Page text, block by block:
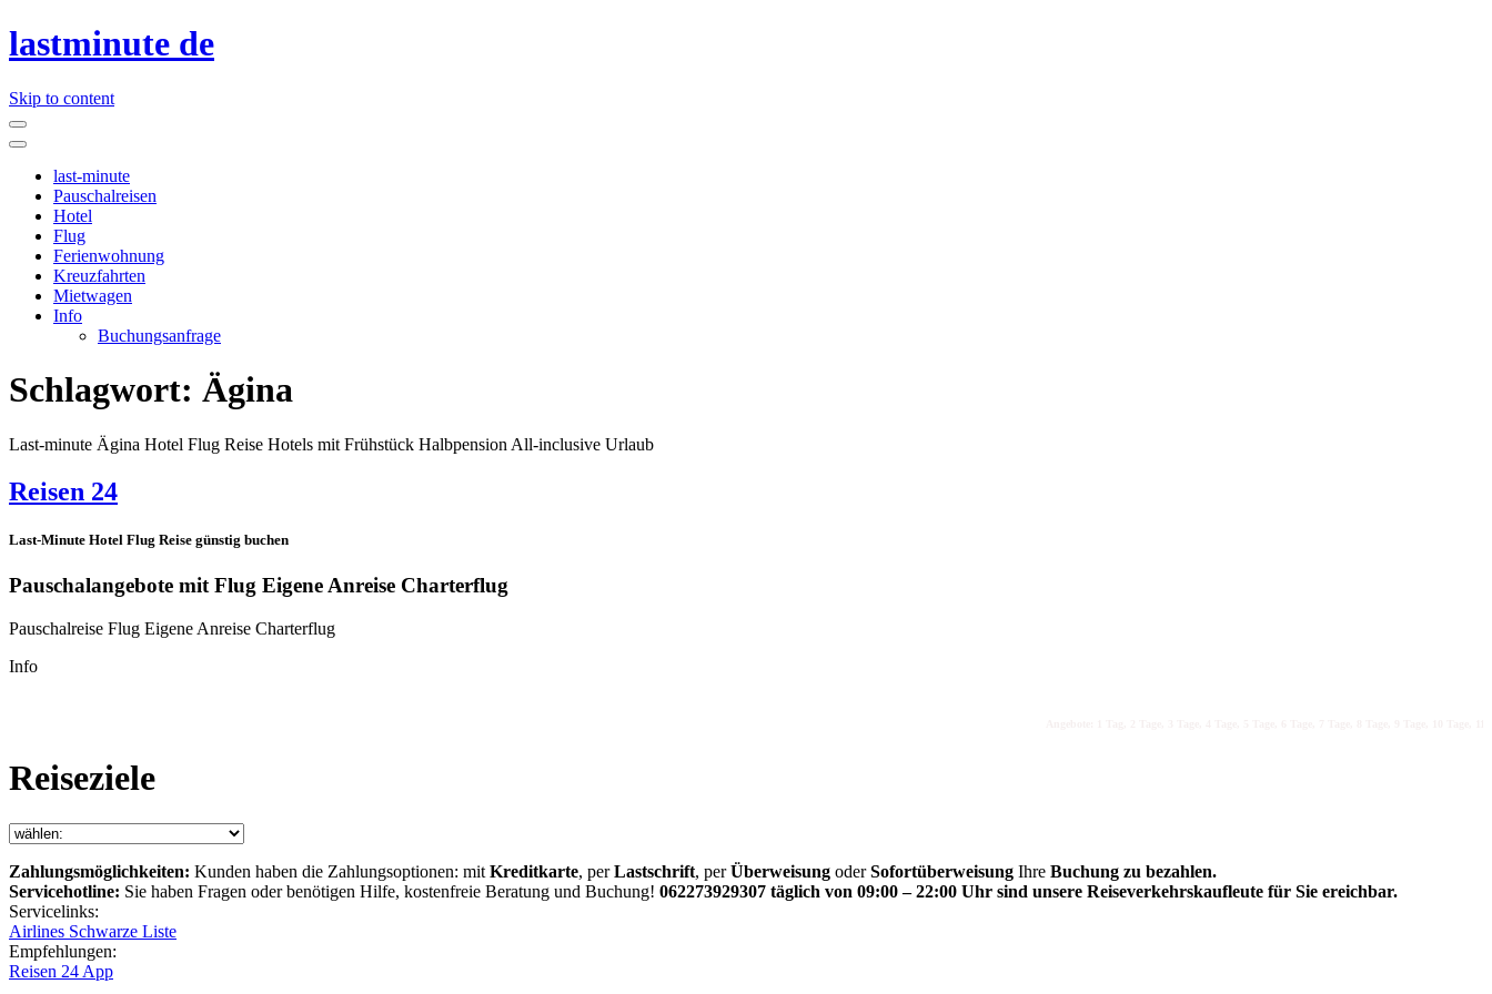
lastminute de
Skip to content
last-minute
Pauschalreisen
Hotel
Flug
Ferienwohnung
Kreuzfahrten
Mietwagen
Info
Buchungsanfrage
Schlagwort: Ägina
Last-minute Ägina Hotel Flug Reise Hotels mit Frühstück Halbpension All-inclusive Urlaub
Reisen 24
Last-Minute Hotel Flug Reise günstig buchen
Pauschalangebote mit Flug Eigene Anreise Charterflug
Pauschalreise Flug Eigene Anreise Charterflug
Info
Reiseziele
Zahlungsmöglichkeiten: Kunden haben die Zahlungsoptionen: mit Kreditkarte, perLastschrift, perÜberweisung oderSofortüberweisung Ihre Buchung zu bezahlen.
Servicehotline: Sie haben Fragen oder benötigen Hilfe, kostenfreie Beratung und Buchung! 062273929307 täglich von 09:00 – 22:00 Uhr sind unsere Reiseverkehrskaufleute für Sie ereichbar.
Servicelinks:
Airlines Schwarze Liste
Empfehlungen:
Reisen 24 App